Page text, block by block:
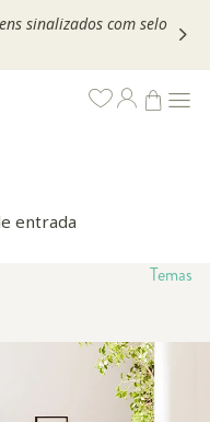
sinalizados com selo
entrada
Temas